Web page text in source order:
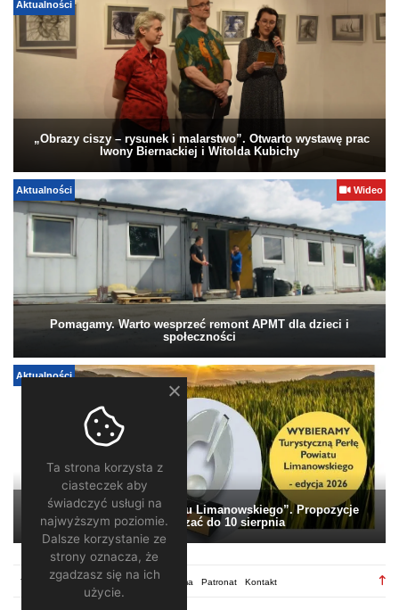
Aktualności
„Obrazy ciszy – rysunek i malarstwo”. Otwarto wystawę prac
Iwony Biernackiej i Witolda Kubichy
Aktualności Wideo
Pomagamy. Warto wesprzeć remont APMT dla dzieci i
społeczności
Aktualności
„Turystyczna Perła Powiatu Limanowskiego”. Propozycje
można zgłaszać do 10 sierpnia
Regulamin Redakcja Reklama Patronat Kontakt
Ta strona korzysta z
ciasteczek aby
świadczyć usługi na
najwyższym poziomie.
Dalsze korzystanie ze
strony oznacza, że
zgadzasz się na ich
użycie.